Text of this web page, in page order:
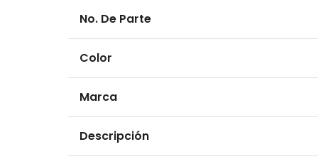
No. De Parte
Color
Marca
Descripción